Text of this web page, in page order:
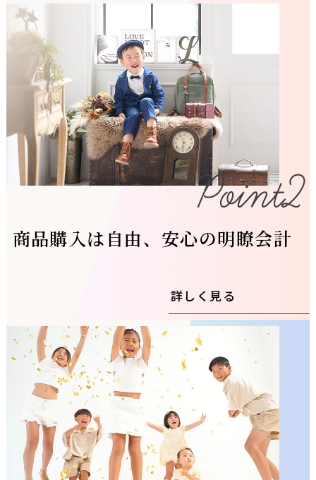
商品購入は自由、安心の明瞭会計
詳しく見る